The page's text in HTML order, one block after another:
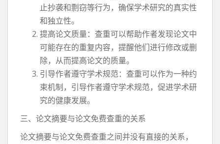
止抄袭和剽窃等行为，确保学术研究的真实性
和独立性。
提高论文质量：查重可以帮助作者发现论文中
可能存在的重复内容，提醒他们进行修改或删
除，从而提高论文的质量。
引导作者遵守学术规范：查重可以作为一种约
束机制，引导作者遵守学术规范，促进学术研
究的健康发展。
三、论文摘要与论文免费查重的关系
论文摘要与论文免费查重之间并没有直接的关系，